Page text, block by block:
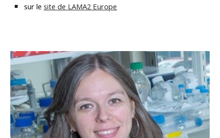
sur lesite de LAMA2 Europe